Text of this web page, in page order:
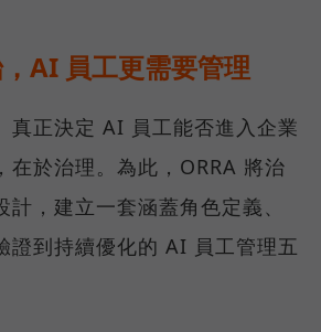
AI 員工更需要管理
真正決定 AI 員工能否進入企業
在於治理。為此，ORRA 將治
，建立一套涵蓋角色定義、
證到持續優化的 AI 員工管理五